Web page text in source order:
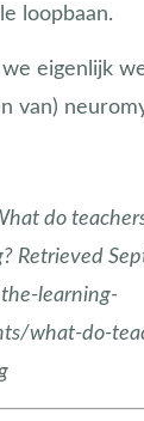
loopbaan.
we eigenlijk
van)
do
Retrieved
learning-
what-do-